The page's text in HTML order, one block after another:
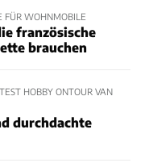
FÜR WOHNMOBILE
französische
brauchen
HOBBY ONTOUR VAN
durchdachte